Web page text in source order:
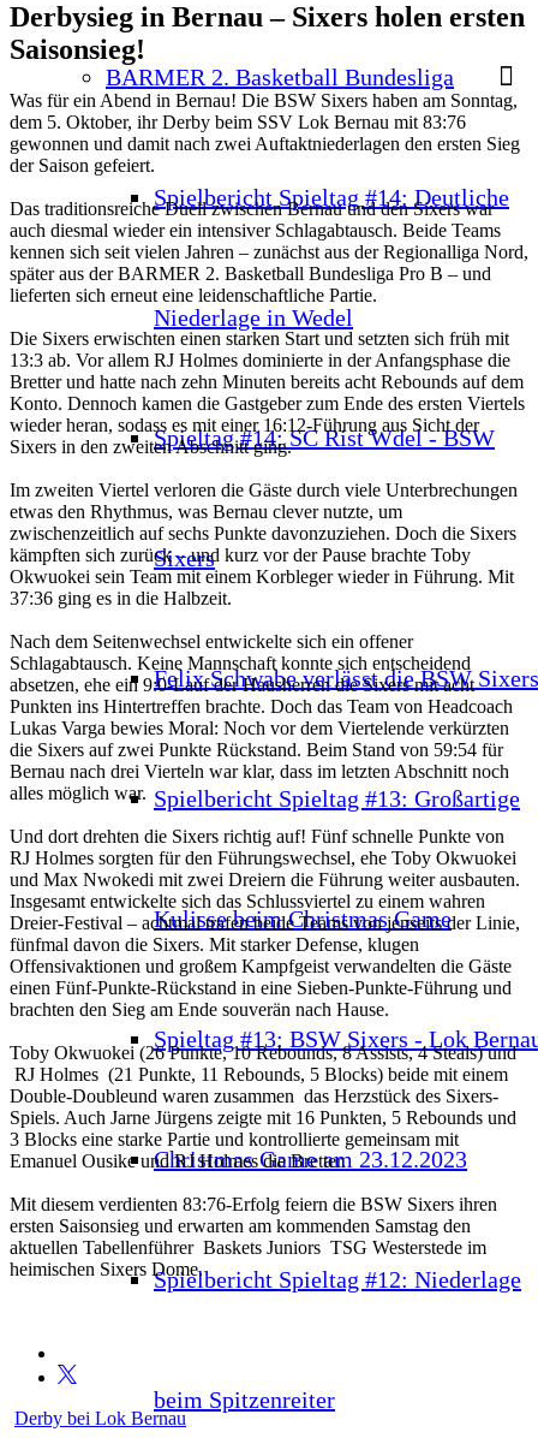
BARMER 2. Basketball Bundesliga
Spielbericht Spieltag #14: Deutliche
Niederlage in Wedel
Spieltag #14: SC Rist Wdel - BSW
Sixers
Felix Schwabe verlässt die BSW Sixers
Spielbericht Spieltag #13: Großartige
Kulisse beim Christmas Game
Spieltag #13: BSW Sixers - Lok
Christmas Game am 23.12.2023
Spielbericht Spieltag #12: Niederlage
beim Spitzenreiter
Derbysieg in Bernau – Sixers holen ersten
Saisonsieg!
Was für ein Abend in Bernau! Die BSW Sixers haben am Sonntag,
dem 5. Oktober, ihr Derby beim SSV Lok Bernau mit 83:76
gewonnen und damit nach zwei Auftaktniederlagen den ersten Sieg
der Saison gefeiert.
Das traditionsreiche Duell zwischen Bernau und den Sixers war
auch diesmal wieder ein intensiver Schlagabtausch. Beide Teams
kennen sich seit vielen Jahren – zunächst aus der Regionalliga Nord,
später aus der BARMER 2. Basketball Bundesliga Pro B – und
lieferten sich erneut eine leidenschaftliche Partie.
Die Sixers erwischten einen starken Start und setzten sich früh mit
13:3 ab. Vor allem RJ Holmes dominierte in der Anfangsphase die
Bretter und hatte nach zehn Minuten bereits acht Rebounds auf dem
Konto. Dennoch kamen die Gastgeber zum Ende des ersten Viertels
wieder heran, sodass es mit einer 16:12-Führung aus Sicht der
Sixers in den zweiten Abschnitt ging.
Im zweiten Viertel verloren die Gäste durch viele Unterbrechungen
etwas den Rhythmus, was Bernau clever nutzte, um
zwischenzeitlich auf sechs Punkte davonzuziehen. Doch die Sixers
kämpften sich zurück – und kurz vor der Pause brachte Toby
Okwuokei sein Team mit einem Korbleger wieder in Führung. Mit
37:36 ging es in die Halbzeit.
Nach dem Seitenwechsel entwickelte sich ein offener
Schlagabtausch. Keine Mannschaft konnte sich entscheidend
absetzen, ehe ein 9:0-Lauf der Hausherren die Sixers mit acht
Punkten ins Hintertreffen brachte. Doch das Team von Headcoach
Lukas Varga bewies Moral: Noch vor dem Viertelende verkürzten
die Sixers auf zwei Punkte Rückstand. Beim Stand von 59:54 für
Bernau nach drei Vierteln war klar, dass im letzten Abschnitt noch
alles möglich war.
Und dort drehten die Sixers richtig auf! Fünf schnelle Punkte von
RJ Holmes sorgten für den Führungswechsel, ehe Toby Okwuokei
und Max Nwokedi mit zwei Dreiern die Führung weiter ausbauten.
Insgesamt entwickelte sich das Schlussviertel zu einem wahren
Dreier-Festival – achtmal trafen beide Teams von jenseits der Linie,
fünfmal davon die Sixers. Mit starker Defense, klugen
Offensivaktionen und großem Kampfgeist verwandelten die Gäste
einen Fünf-Punkte-Rückstand in eine Sieben-Punkte-Führung und
brachten den Sieg am Ende souverän nach Hause.
Toby Okwuokei (26 Punkte, 10 Rebounds, 8 Assists, 4 Steals) und
RJ Holmes (21 Punkte, 11 Rebounds, 5 Blocks) beide mit einem
Double-Doubleund waren zusammen das Herzstück des Sixers-
Spiels. Auch Jarne Jürgens zeigte mit 16 Punkten, 5 Rebounds und
3 Blocks eine starke Partie und kontrollierte gemeinsam mit
Emanuel Ousike und RJ Holmes die Bretter.
Mit diesem verdienten 83:76-Erfolg feiern die BSW Sixers ihren
ersten Saisonsieg und erwarten am kommenden Samstag den
aktuellen Tabellenführer Baskets Juniors TSG Westerstede im
heimischen Sixers Dome.
Derby bei Lok Bernau